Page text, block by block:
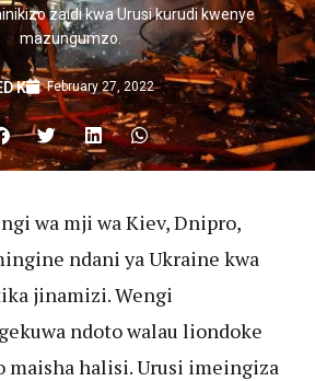
zaidi kwa Urusi kurudi kwenye
mazungumzo.
K February 27, 2022
wa mji wa Kiev, Dnipro,
ndani ya Ukraine kwa
jinamizi. Wengi
ndoto walau liondoke
maisha halisi. Urusi imeingiza